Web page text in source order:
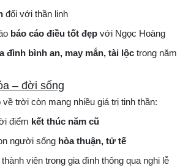
đối với thần linh
báo cáo điều tốt đẹp với Ngọc Hoàng
đình bình an, may mắn, tài lộc trong năm
– đời sống
trời còn mang nhiều giá trị tinh thần:
điểm kết thúc năm cũ
người sống hòa thuận, tử tế
viên trong gia đình thông qua nghi lễ